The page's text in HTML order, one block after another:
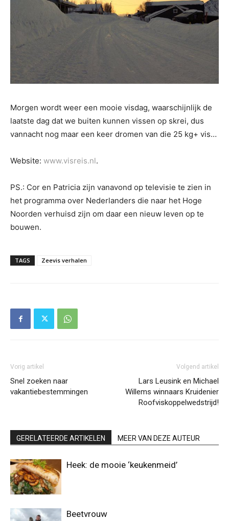
Morgen wordt weer een mooie visdag, waarschijnlijk de
laatste dag dat we buiten kunnen vissen op skrei, dus
vannacht nog maar een keer dromen van die 25 kg+ vis…
Website: www.visreis.nl.
PS.: Cor en Patricia zijn vanavond op televisie te zien in
het programma over Nederlanders die naar het Hoge
Noorden verhuisd zijn om daar een nieuw leven op te
bouwen.
TAGS Zeevis verhalen
Vorig artikel
Snel zoeken naar
vakantiebestemmingen
Volgend artikel
Lars Leusink en Michael
Willems winnaars Kruidenier
Roofviskoppelwedstrijd!
GERELATEERDE ARTIKELEN MEER VAN DEZE AUTEUR
Heek: de mooie ‘keukenmeid’
Beetvrouw